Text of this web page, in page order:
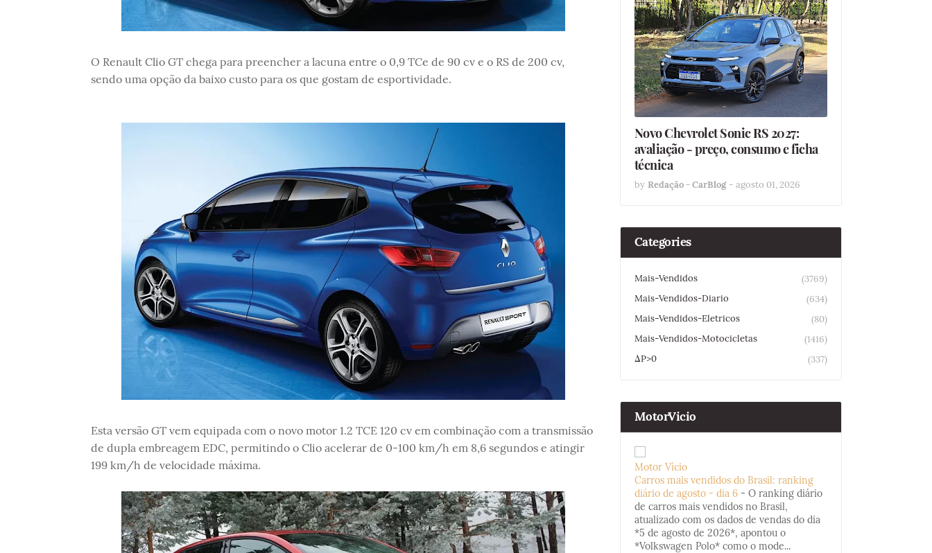
O Renault Clio GT chega para preencher a lacuna entre o 0,9 TCe de 90 cv e o RS de 200 cv,
sendo uma opção da baixo custo para os que gostam de esportividade.
Esta versão GT vem equipada com o novo motor 1.2 TCE 120 cv em combinação com a transmissão
de dupla embreagem EDC, permitindo o Clio acelerar de 0-100 km/h em 8,6 segundos e atingir
199 km/h de velocidade máxima.
Novo Chevrolet Sonic RS 2027:
avaliação - preço, consumo e ficha
técnica
by Redação - CarBlog - agosto 01, 2026
Categories
Mais-Vendidos
(3769)
Mais-Vendidos-Diario
(634)
Mais-Vendidos-Eletricos
(80)
Mais-Vendidos-Motocicletas
(1416)
ΔP>0
(337)
MotorVicio
Motor Vício
Carros mais vendidos do Brasil: ranking
diário de agosto - dia 6 - O ranking diário
de carros mais vendidos no Brasil,
atualizado com os dados de vendas do dia
*5 de agosto de 2026*, apontou o
*Volkswagen Polo* como o mode...